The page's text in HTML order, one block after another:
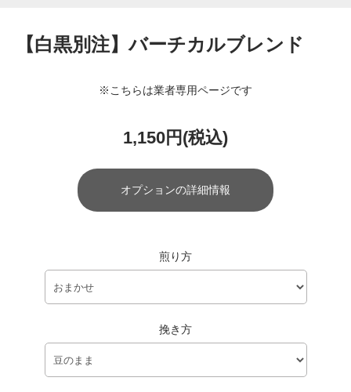
【白黒別注】バーチカルブレンド
※こちらは業者専用ページです
1,150円(税込)
オプションの詳細情報
煎り方
挽き方